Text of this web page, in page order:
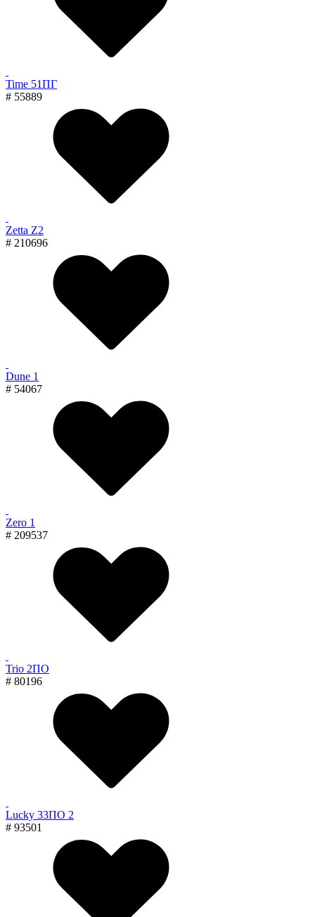
Time 51ПГ
# 55889
Zetta Z2
# 210696
Dune 1
# 54067
Zero 1
# 209537
Trio 2ПО
# 80196
Lucky 33ПО 2
# 93501